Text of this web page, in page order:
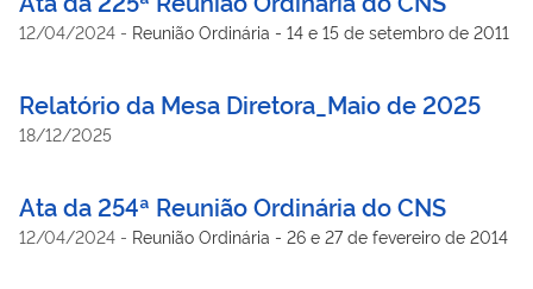
12/04/2024 - Reunião Ordinária - 14 e 15 de setembro de 2011
Relatório da Mesa Diretora_Maio de 2025
18/12/2025
Ata da 254ª Reunião Ordinária do CNS
12/04/2024 - Reunião Ordinária - 26 e 27 de fevereiro de 2014